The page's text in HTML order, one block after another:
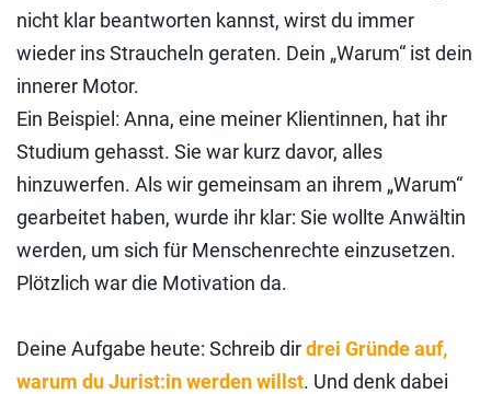
nicht klar beantworten kannst, wirst du immer
wieder ins Straucheln geraten. Dein „Warum“ ist dein
innerer Motor.
Ein Beispiel: Anna, eine meiner Klientinnen, hat ihr
Studium gehasst. Sie war kurz davor, alles
hinzuwerfen. Als wir gemeinsam an ihrem „Warum“
gearbeitet haben, wurde ihr klar: Sie wollte Anwältin
werden, um sich für Menschenrechte einzusetzen.
Plötzlich war die Motivation da.
Deine Aufgabe heute: Schreib dirdrei Gründe auf,
warum du Jurist:in werden willst. Und denk dabei